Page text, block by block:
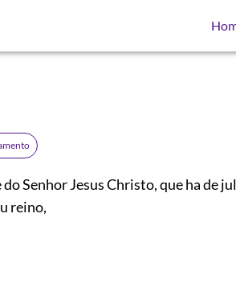
Senhor Jesus Christo, que ha de
reino,